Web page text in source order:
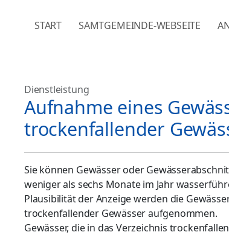
NAVIGATION ÜBERSPRINGEN
START SAMTGEMEINDE-WEBSEITE
Dienstleistung
Aufnahme eines
trockenfallender
Sie können Gewässer oder
weniger als sechs Monate im Jahr
Plausibilität der Anzeige werden die
trockenfallender Gewässer aufgenommen.
Gewässer, die in das Verzeichnis